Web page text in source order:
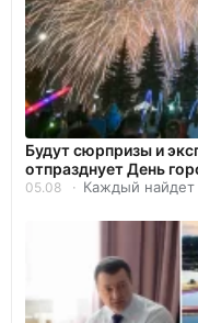
Будут сюрпризы и
отпразднует День
05.08 Каждый найдет